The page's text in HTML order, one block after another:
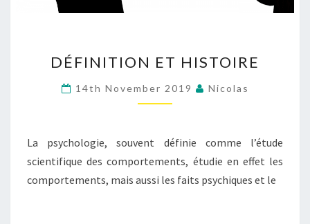
ET
DÉFINITION ET HISTOIRE
14th November 2019 Nicolas
La psychologie, souvent définie comme l’étude
scientifique des comportements, étudie en effet les
comportements, mais aussi les faits psychiques et le